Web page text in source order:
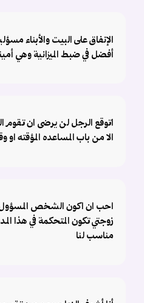
الإنفاق على البيت والأبناء
أفضل في ضبط الميزانية وهي
اتوقع الرجل لن يرضى ان تقوم
الا من باب المساعده المؤقته او
احب ان اكون الشخص المسؤول
زوجتي تكون المتحكمة في هذا
مناسب لنا